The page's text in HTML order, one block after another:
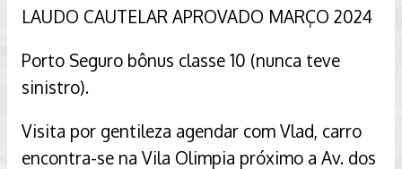
LAUDO CAUTELAR APROVADO MARÇO 2024
Porto Seguro bônus classe 10 (nunca teve
sinistro).
Visita por gentileza agendar com Vlad, carro
encontra-se na Vila Olimpia próximo a Av. dos